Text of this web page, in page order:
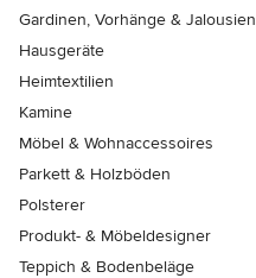
Gardinen, Vorhänge & Jalousien
Hausgeräte
Heimtextilien
Kamine
Möbel & Wohnaccessoires
Parkett & Holzböden
Polsterer
Produkt- & Möbeldesigner
Teppich & Bodenbeläge